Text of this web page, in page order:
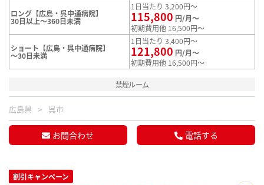
ロング【広島・呉中通病院】
30日以上～360日未満
1日当たり 3,200円～
115,800 円/月～
初期費用他 16,500円～
ショート【広島・呉中通病院】
～30日未満
1日当たり 3,400円～
121,800 円/月～
初期費用他 16,500円～
禁煙ルーム
広島県 呉市
お問合わせ 電話する
割引キャンペーン